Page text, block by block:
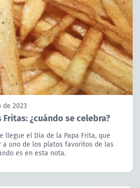
de 2023
Fritas: ¿cuándo se celebra?
llegue el Día de la Papa Frita, que
a uno de los platos favoritos de las
es en esta nota.